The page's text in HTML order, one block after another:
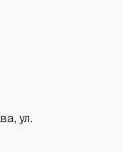
конструкции
ул.